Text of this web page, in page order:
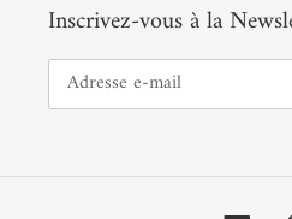
Inscrivez-vous à la